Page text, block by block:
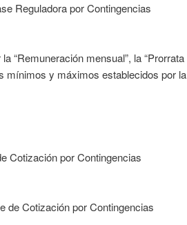
Reguladora por Contingencias
“Remuneración mensual”, la “Prorrata
mínimos y máximos establecidos por la
Cotización por Contingencias
de Cotización por Contingencias